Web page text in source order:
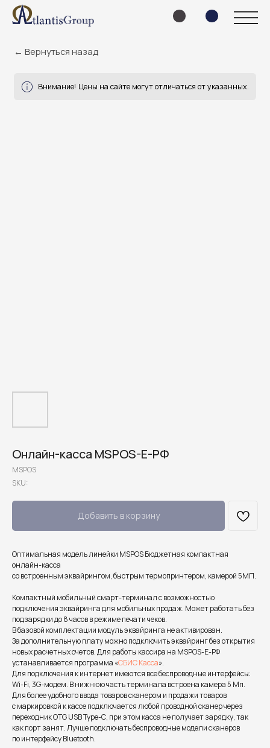
Онлайн-касса MSPOS-E-РФ
MSPOS
SKU:
Добавить в корзину
Оптимальная модель линейки MSPOS Бюджетная компактная
онлайн-касса
со встроенным эквайрингом, быстрым термопринтером, камерой 5МП.
Компактный мобильный смарт-терминал с возможностью
подключения эквайринга для мобильных продаж. Может работать без
подзарядки до 8 часов в режиме печати чеков.
В базовой комплектации модуль эквайринга не активирован.
За дополнительную плату можно подключить эквайринг без открытия
новых расчетных счетов. Для работы кассира на MSPOS-Е-РФ
устанавливается программа «СБИС Касса».
Для подключения к интернет имеются все беспроводные интерфейсы:
Wi-Fi, 3G-модем. В нижнюю часть терминала встроена камера 5 Мп.
Для более удобного ввода товаров сканером и продажи товаров
с маркировкой к кассе подключается любой проводной сканер через
переходник OTG USB Type-С, при этом касса не получает зарядку, так
как порт занят. Лучше подключать беспроводные модели сканеров
по интерфейсу Bluetooth.